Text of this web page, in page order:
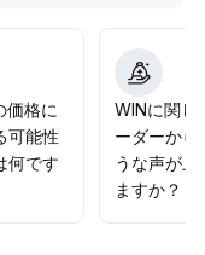
追跡し、リスク管
ルの変動を乗り切
価格に
可能性
何です
WINに関し
ーダーから
うな声が上
ますか？